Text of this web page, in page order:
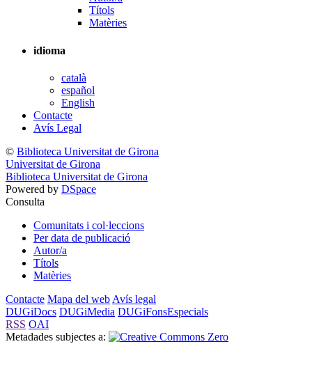
Títols
Matèries
idioma
català
español
English
Contacte
Avís Legal
© Biblioteca Universitat de Girona
Universitat de Girona
Biblioteca Universitat de Girona
Powered by DSpace
Consulta
Comunitats i col·leccions
Per data de publicació
Autor/a
Títols
Matèries
Contacte Mapa del web Avís legal
DUGiDocs DUGiMedia DUGiFonsEspecials
RSS OAI
Metadades subjectes a: